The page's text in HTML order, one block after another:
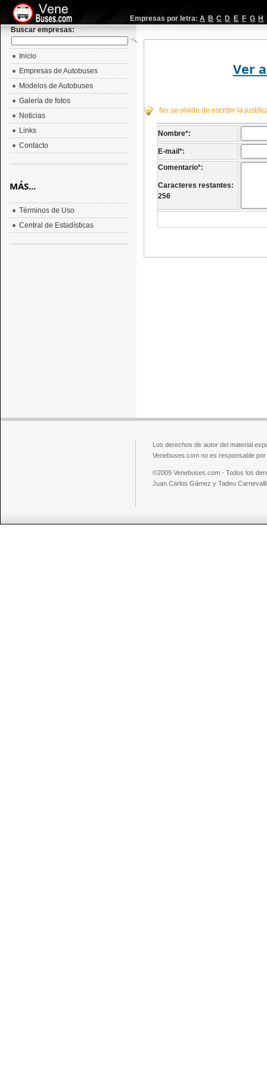
Empresas por letra: A B C D E F G H
Buscar empresas:
Ver
No se olvide de escribir la
Nombre*:
E-mail*:
Comentario*:
Caracteres restantes:
256
Inicio
Empresas de Autobuses
Modelos de Autobuses
Galería de fotos
Noticias
Links
Contacto
MÁS...
Términos de Uso
Central de Estadísticas
Los derechos de autor del material
Venebuses.com no es responsable
©2009 Venebuses.com - Todos los
Juan Carlos Gámez y Tadeu Carnevalli